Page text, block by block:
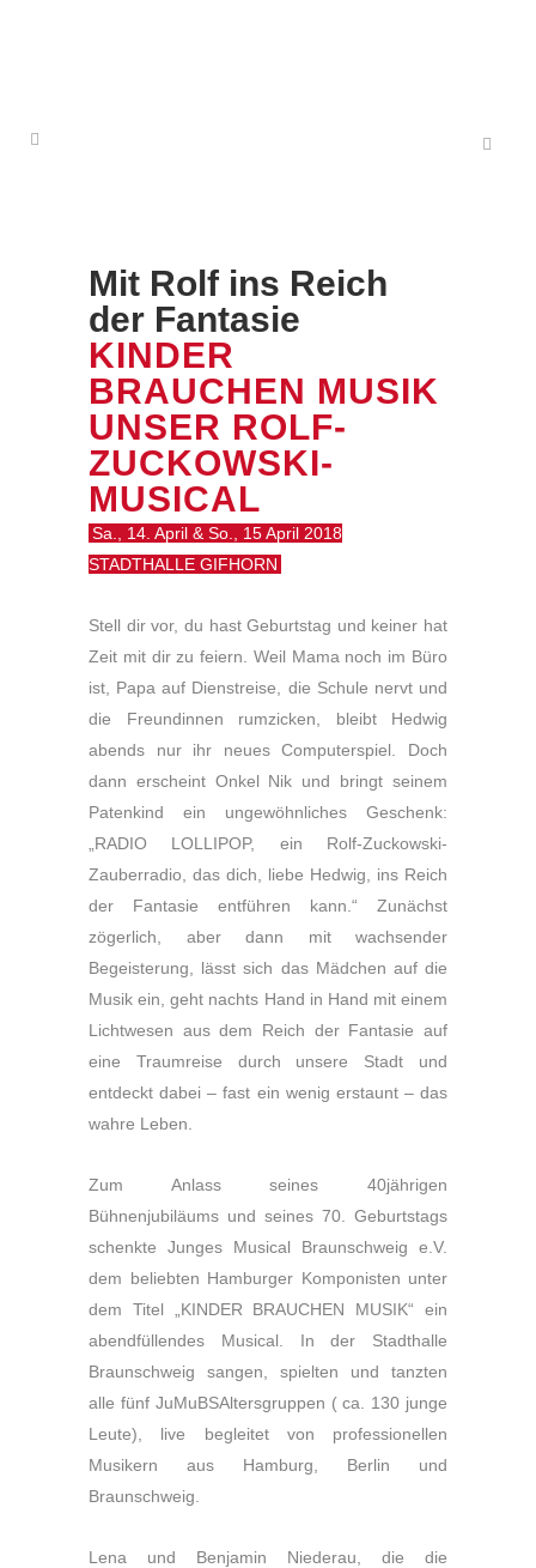
Mit Rolf ins Reich
der Fantasie
KINDER
BRAUCHEN MUSIK
UNSER ROLF-
ZUCKOWSKI-
MUSICAL
Sa., 14. April & So., 15 April 2018
STADTHALLE GIFHORN
Stell dir vor, du hast Geburtstag und keiner hat
Zeit mit dir zu feiern. Weil Mama noch im Büro
ist, Papa auf Dienstreise, die Schule nervt und
die Freundinnen rumzicken, bleibt Hedwig
abends nur ihr neues Computerspiel. Doch
dann erscheint Onkel Nik und bringt seinem
Patenkind ein ungewöhnliches Geschenk:
„RADIO LOLLIPOP, ein Rolf-Zuckowski-
Zauberradio, das dich, liebe Hedwig, ins Reich
der Fantasie entführen kann.“ Zunächst
zögerlich, aber dann mit wachsender
Begeisterung, lässt sich das Mädchen auf die
Musik ein, geht nachts Hand in Hand mit einem
Lichtwesen aus dem Reich der Fantasie auf
eine Traumreise durch unsere Stadt und
entdeckt dabei – fast ein wenig erstaunt – das
wahre Leben.
Zum Anlass seines 40jährigen
Bühnenjubiläums und seines 70. Geburtstags
schenkte Junges Musical Braunschweig e.V.
dem beliebten Hamburger Komponisten unter
dem Titel „KINDER BRAUCHEN MUSIK“ ein
abendfüllendes Musical. In der Stadthalle
Braunschweig sangen, spielten und tanzten
alle fünf JuMuBSAltersgruppen ( ca. 130 junge
Leute), live begleitet von professionellen
Musikern aus Hamburg, Berlin und
Braunschweig.
Lena und Benjamin Niederau, die die